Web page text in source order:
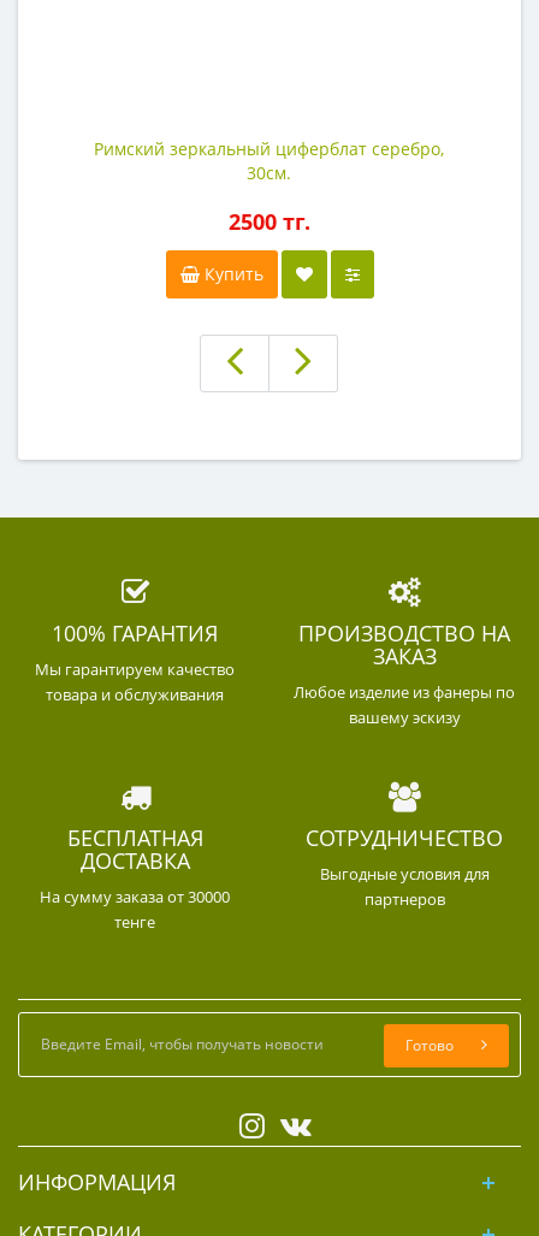
Римский зеркальный циферблат серебро,
30см.
2500 тг.
Купить
100% ГАРАНТИЯ
Мы гарантируем качество
товара и обслуживания
ПРОИЗВОДСТВО НА
ЗАКАЗ
Любое изделие из фанеры по
вашему эскизу
БЕСПЛАТНАЯ
ДОСТАВКА
На сумму заказа от 30000
тенге
СОТРУДНИЧЕСТВО
Выгодные условия для
партнеров
Готово
ИНФОРМАЦИЯ